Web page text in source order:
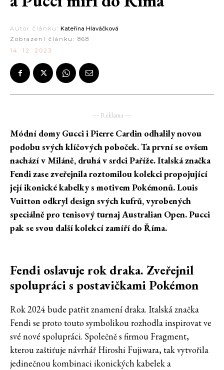
Autor článku: Kateřina Hlaváčková
Zobrazení článku: 868
14. 12. 2023
― Reklama ―
Módní domy Guccii Pierre Cardin odhalily novou
podobu svých klíčových poboček. Ta první se ovšem
nachází v Miláně, druhá v srdci Paříže. Italská značka
Fendi zase zveřejnila roztomilou kolekci propojující
její ikonické kabelky s motivem Pokémonů. Louis
Vuitton odkryl design svých kufrů, vyrobených
speciálně pro tenisový turnaj Australian Open. Pucci
pak se svou další kolekcí zamíří do Říma.
Fendi oslavuje rok draka. Zveřejnil
spolupráci s postavičkami Pokémon
Rok 2024 bude patřit znamení draka. Italská značka
Fendi se proto touto symbolikou rozhodla inspirovat ve
své nové spolupráci. Společně s firmou Fragment,
kterou zaštiťuje návrhář Hiroshi Fujiwara, tak vytvořila
jedinečnou kombinaci ikonických kabelek a